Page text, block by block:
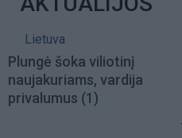
Lietuva
Plungė šoka viliotinį
naujakuriams, vardija
privalumus (1)